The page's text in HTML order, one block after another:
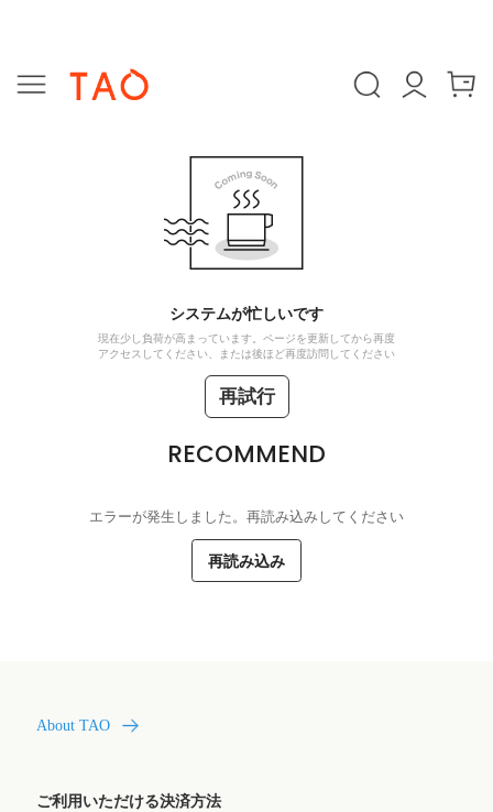
システムが忙しいです
現在少し負荷が高まっています。ページを更新してから再度
アクセスしてください、または後ほど再度訪問してください
再試行
RECOMMEND
エラーが発生しました。再読み込みしてください
再読み込み
About TAO
ご利用いただける決済方法